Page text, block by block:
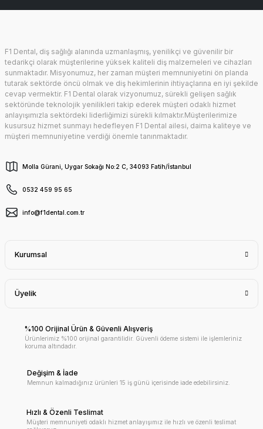
F1 Dental, diş sağlığı alanında uzmanlaşmış, yenilikçi ve güvenilir bir
tedarikçi olarak müşterilerine yüksek kaliteli diş malzemeleri ve cihazları
sunmaktadır. Misyonumuz, her zaman müşteri memnuniyetini ön planda
tutarak sektörde öncü olmak ve diş hekimlerinin ihtiyaçlarına en iyi şekilde
cevap vermektir. F1 Dental olarak vizyonumuz, sürekli gelişen sağlık
sektöründe teknolojik yenilikleri takip ederek müşteri odaklı hizmet
anlayışımızla sektördeki liderliğimizi sürekli kılmaktır.Müşterilerimize
kusursuz hizmet sunmayı hedefleyen F1 Dental ailesi, daima kaliteye ve
müşteri memnuniyetine verdiği önemle tanınmaktadır.
Molla Gürani, Uygar Sokağı No:2 C, 34093 Fatih/İstanbul
0532 459 95 65
info@f1dental.com.tr
Kurumsal
Üyelik
%100 Orijinal Ürün & Güvenli Alışveriş
Ürünlerimiz %100 orijinal garantilidir. Güvenli ödeme sistemi ile işlemleriniz
koruma altındadır.
Değişim & İade
Memnun kalmadığınız ürünleri 15 iş günü içerisinde iade edebilirsiniz.
Hızlı & Özenli Teslimat
Müşteri memnuniyeti odaklı hizmet anlayışımız ile hızlı ve özenli teslimat